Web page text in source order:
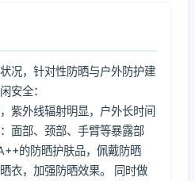
况，针对性防晒与户外防护建
安全：
紫外线辐射明显，户外长时间
面部、颈部、手臂等暴露部
的防晒护肤品，佩戴防晒
衣，加强防晒效果。 同时做